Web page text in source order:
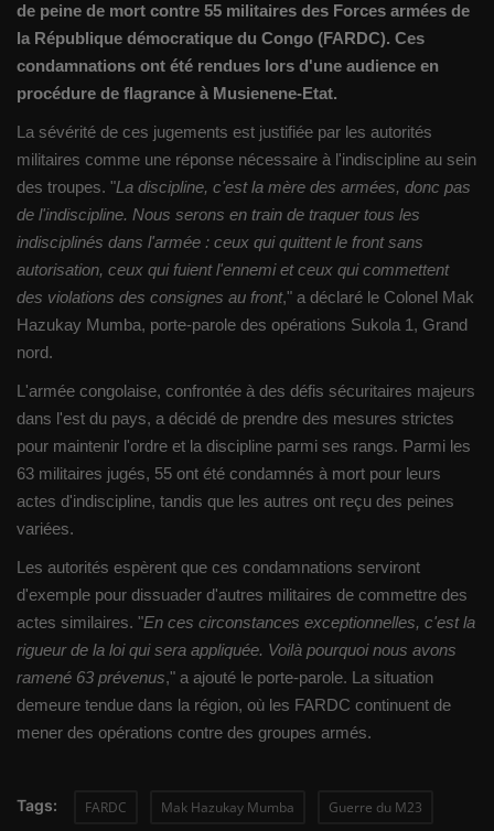
Language
Français English
de peine de mort contre 55 militaires des Forces armées de
la République démocratique du Congo (FARDC). Ces
condamnations ont été rendues lors d'une audience en
procédure de flagrance à Musienene-Etat.
La sévérité de ces jugements est justifiée par les autorités
militaires comme une réponse nécessaire à l'indiscipline au sein
des troupes. "La discipline, c'est la mère des armées, donc pas
de l'indiscipline. Nous serons en train de traquer tous les
indisciplinés dans l'armée : ceux qui quittent le front sans
autorisation, ceux qui fuient l'ennemi et ceux qui commettent
des violations des consignes au front," a déclaré le Colonel Mak
Hazukay Mumba, porte-parole des opérations Sukola 1, Grand
nord.
L'armée congolaise, confrontée à des défis sécuritaires majeurs
dans l'est du pays, a décidé de prendre des mesures strictes
pour maintenir l'ordre et la discipline parmi ses rangs. Parmi les
63 militaires jugés, 55 ont été condamnés à mort pour leurs
actes d'indiscipline, tandis que les autres ont reçu des peines
variées.
Les autorités espèrent que ces condamnations serviront
d'exemple pour dissuader d'autres militaires de commettre des
actes similaires. "En ces circonstances exceptionnelles, c'est la
rigueur de la loi qui sera appliquée. Voilà pourquoi nous avons
ramené 63 prévenus," a ajouté le porte-parole. La situation
demeure tendue dans la région, où les FARDC continuent de
mener des opérations contre des groupes armés.
Tags: FARDC Mak Hazukay Mumba Guerre du M23